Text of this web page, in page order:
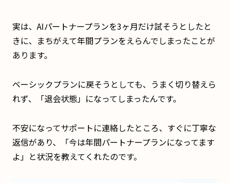
実は、AIパートナープランを3ヶ月だけ試そうとしたと
きに、まちがえて年間プランをえらんでしまったことが
あります。
ベーシックプランに戻そうとしても、うまく切り替えら
れず、「退会状態」になってしまったんです。
不安になってサポートに連絡したところ、すぐに丁寧な
返信があり、「今は年間パートナープランになってます
よ」と状況を教えてくれたのです。